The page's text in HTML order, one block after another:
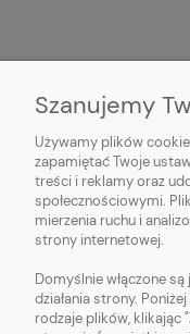
O NAS
OBSŁUGA KLIENTA
POMOC
MOJE KONTO
Szanujemy
Używamy plików
zapamiętać Twoje
treści i reklamy oraz
społecznościowymi.
mierzenia ruchu i
strony internetowej.
Domyślnie włączone
działania strony.
rodzaje plików, klikając